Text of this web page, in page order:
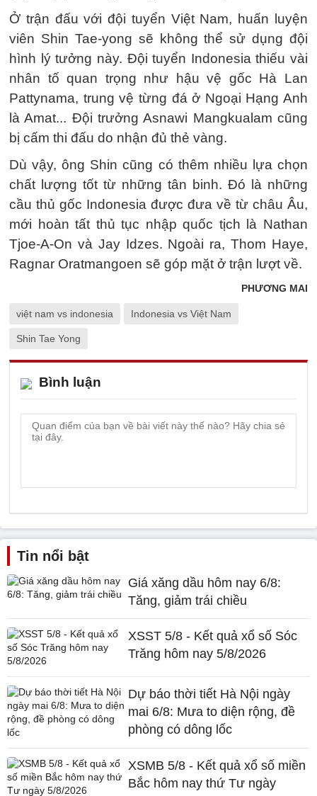
Ở trận đấu với đội tuyển Việt Nam, huấn luyện
viên Shin Tae-yong sẽ không thể sử dụng đội
hình lý tưởng này. Đội tuyển Indonesia thiếu vài
nhân tố quan trọng như hậu vệ gốc Hà Lan
Pattynama, trung vệ từng đá ở Ngoại Hạng Anh
là Amat... Đội trưởng Asnawi Mangkualam cũng
bị cấm thi đấu do nhận đủ thẻ vàng.
Dù vậy, ông Shin cũng có thêm nhiều lựa chọn
chất lượng tốt từ những tân binh. Đó là những
cầu thủ gốc Indonesia được đưa về từ châu Âu,
mới hoàn tất thủ tục nhập quốc tịch là Nathan
Tjoe-A-On và Jay Idzes. Ngoài ra, Thom Haye,
Ragnar Oratmangoen sẽ góp mặt ở trận lượt về.
PHƯƠNG MAI
việt nam vs indonesia Indonesia vs Việt Nam
Shin Tae Yong
Bình luận
Tin nổi bật
Giá xăng dầu hôm nay 6/8:
Tăng, giảm trái chiều
XSST 5/8 - Kết quả xổ số Sóc
Trăng hôm nay 5/8/2026
Dự báo thời tiết Hà Nội ngày
mai 6/8: Mưa to diện rộng, đề
phòng có dông lốc
XSMB 5/8 - Kết quả xổ số miền
Bắc hôm nay thứ Tư ngày